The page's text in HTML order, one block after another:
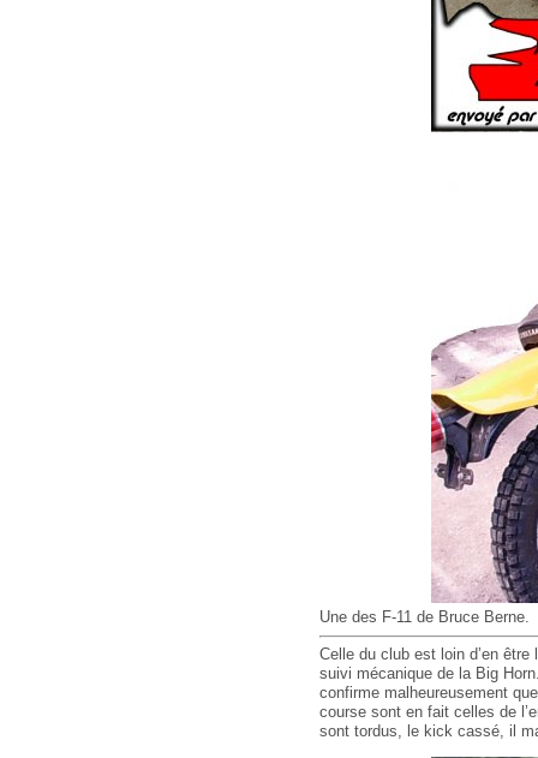
Une des F-11 de Bruce Berne.
Celle du club est loin d’en
suivi mécanique de la Big
confirme malheureusement
course sont en fait celles de
sont tordus, le kick cassé, il